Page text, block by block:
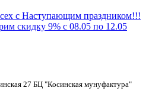
с Наступающим праздником!!!
скидку 9% с 08.05 по 12.05
27 БЦ "Косинская мунуфактура"